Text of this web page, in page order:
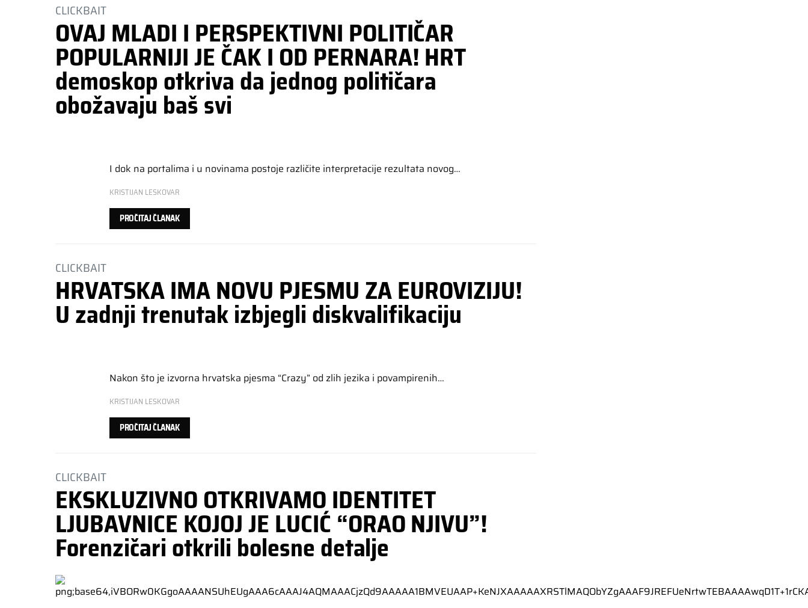
CLICKBAIT
OVAJ MLADI I PERSPEKTIVNI POLITIČAR
POPULARNIJI JE ČAK I OD PERNARA! HRT
demoskop otkriva da jednog političara
obožavaju baš svi
I dok na portalima i u novinama postoje različite interpretacije rezultata novog…
KRISTIJAN LESKOVAR
PROČITAJ ČLANAK
CLICKBAIT
HRVATSKA IMA NOVU PJESMU ZA EUROVIZIJU!
U zadnji trenutak izbjegli diskvalifikaciju
Nakon što je izvorna hrvatska pjesma “Crazy” od zlih jezika i povampirenih…
KRISTIJAN LESKOVAR
PROČITAJ ČLANAK
CLICKBAIT
EKSKLUZIVNO OTKRIVAMO IDENTITET
LJUBAVNICE KOJOJ JE LUCIĆ “ORAO NJIVU”!
Forenzičari otkrili bolesne detalje